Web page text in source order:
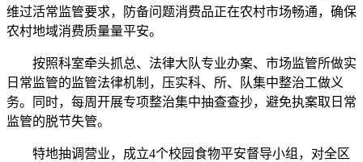
维过活常监管要求，防备问题消费品正在农村市场畅通，确保
农村地域消费质量量平安。
按照科室牵头抓总、法律大队专业办案、市场监管所做实
日常监管的监管法律机制，压实科、所、队集中整治工做义
务。同时，每周开展专项整治集中抽查查抄，避免执案取日常
监管的脱节失管。
特地抽调营业，成立4个校园食物平安督导小组，对全区